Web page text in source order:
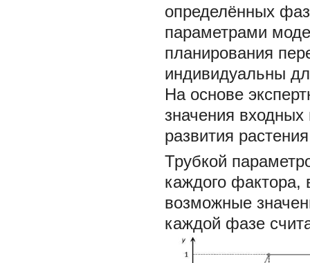
определённых
параметрами
планирования
индивидуальны
На основе
значения
развития
Трубкой
каждого фактора,
возможные
каждой фазе